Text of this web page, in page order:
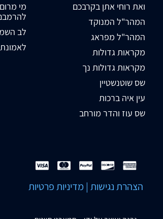
ואת רוחי אתן בקרבכם
המהר"ל המנוקד
המהר"ל מפראג
מקראות גדולות
מקראות גדולות נך
שס שוטנשטיין
עין איה ברכות
שס עוז והדר מורחב
מי
לב
הצהרת נגישות | מדיניות פרטיות